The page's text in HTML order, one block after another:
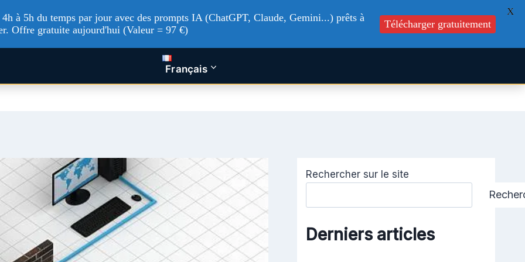
Tech Intelligence artificielle Blog Contactez-nous
Français
Rechercher sur le site
Derniers articles
à 5h du temps par jour avec des prompts IA (ChatGPT, Claude, Gemini...) prêts à
Offre gratuite aujourd'hui (Valeur = 97 €)
Télécharger gratuitement
X